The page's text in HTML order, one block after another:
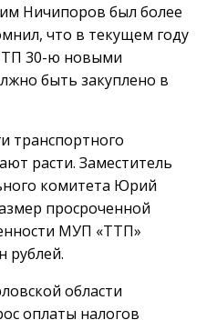
Ничипоров был более
что в текущем году
30-ю новыми
быть закуплено в
транспортного
расти. Заместитель
комитета Юрий
просроченной
МУП «ТТП»
рублей.
области
оплаты налогов